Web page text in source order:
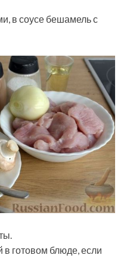
в соусе бешамель с
в готовом блюде, если